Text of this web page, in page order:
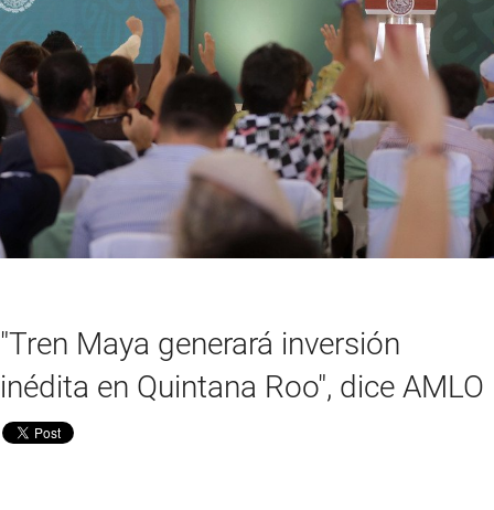
"Tren Maya generará inversión
inédita en Quintana Roo", dice AMLO